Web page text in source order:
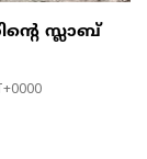
സ്ലാബ്